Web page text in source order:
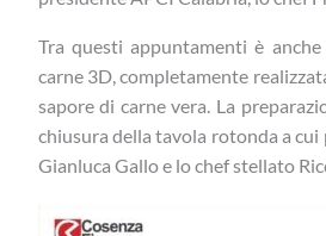
Tra questi appuntamenti è
carne 3D, completamente
sapore di carne vera. La
chiusura della tavola rotonda a cui
Gianluca Gallo e lo chef stellato